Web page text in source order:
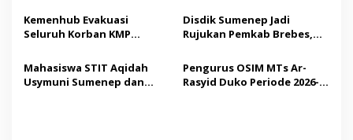
s
Madura
Tindakan Medis
Kemenhub Evakuasi
Seluruh Korban KMP
Operator Diaudit
Disdik Sumenep Jadi
Rujukan Pemkab Brebes,
Pendidikan Berbasis
Budaya
Mahasiswa STIT Aqidah
Usymuni Sumenep dan
Pengurus OSIM MTs Ar-
Rasyid Duko Periode 2026-